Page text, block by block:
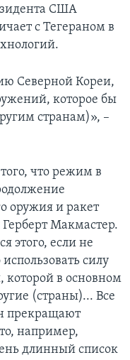
США
с Тегераном в
Северной Кореи,
которое бы
странам)», –
что режим в
оружия и ракет
Макмастер.
этого, если не
силу
в основном
(страны)... Все
прекращают
например,
длинный список